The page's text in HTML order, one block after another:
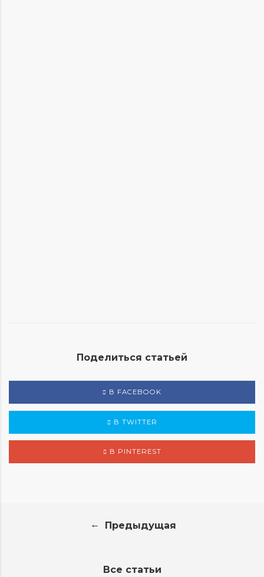
Поделиться статьей
В FACEBOOK
В TWITTER
В PINTEREST
← Предыдущая
Все статьи